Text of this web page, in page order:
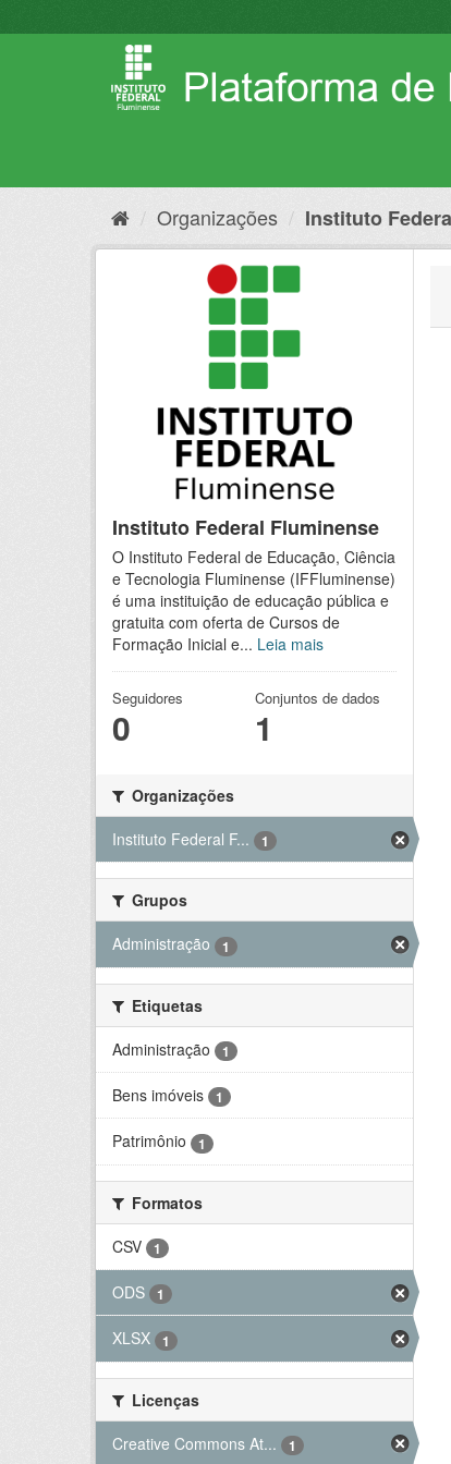
para
Organizações Instituto
Instituto Federal Fluminense
O Instituto Federal de Educação, Ciência
e Tecnologia Fluminense (IFFluminense)
é uma instituição de educação pública e
gratuita com oferta de Cursos de
Formação Inicial e... Leia mais
Seguidores
0
Conjuntos de dados
1
Organizações
Instituto Federal F...
1
Grupos
Administração
1
Etiquetas
Administração
1
Bens imóveis 1
Patrimônio 1
Formatos
CSV
1
ODS 1
XLSX 1
Licenças
Creative Commons At...
1